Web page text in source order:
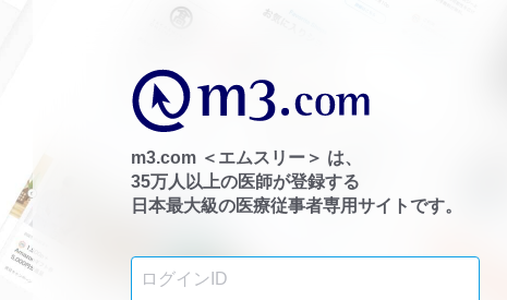
m3.com ＜エムスリー＞ は、
35万人以上の医師が登録する
日本最大級の医療従事者専用サイトです。